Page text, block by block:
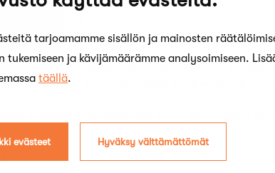
tarjoamamme sisällön ja mainosten
tukemiseen ja kävijämäärämme analysoimiseen.
täällä.
evästeet Hyväksy välttämättömät
paikkoja on rajoitetusti joten ilmoittaudu
varten 5.11. mennessä
Suomen Arkkitehtiliitto SAFA ja Porvoon